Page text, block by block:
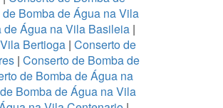
Bomba de Água na Vila
de Água na Vila Basileia |
Bertioga| Conserto de
| Conserto de Bomba de
de Bomba de Água na
Bomba de Água na Vila